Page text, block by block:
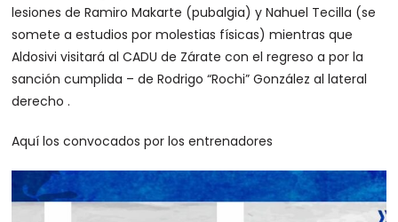
lesiones de Ramiro Makarte (pubalgia) y Nahuel Tecilla (se
somete a estudios por molestias físicas) mientras que
Aldosivi visitará al CADU de Zárate con el regreso a por la
sanción cumplida – de Rodrigo “Rochi” González al lateral
derecho .
Aquí los convocados por los entrenadores